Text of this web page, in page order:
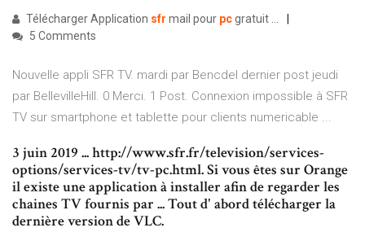
Télécharger Application sfr mail pour pcgratuit ...
5 Comments
Nouvelle appli SFR TV. mardi par Bencdel dernier post jeudi
par BellevilleHill. 0 Merci. 1 Post. Connexion impossible à SFR
TV sur smartphone et tablette pour clients numericable ...
3 juin 2019 ... http://www.sfr.fr/television/services-
options/services-tv/tv-pc.html. Si vous êtes sur Orange
il existe une application à installer afin de regarder les
chaines TV fournis par ... Tout d' abord télécharger la
dernière version de VLC.